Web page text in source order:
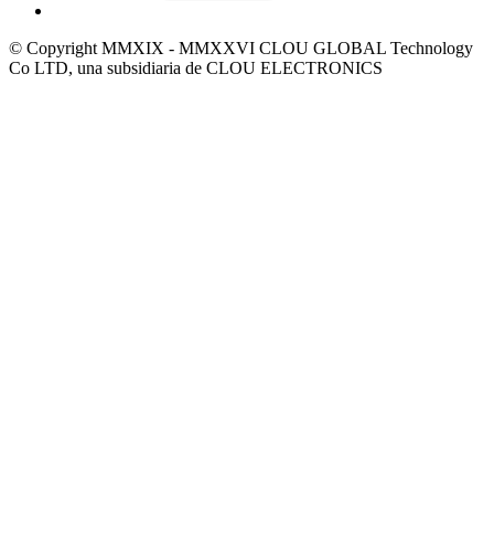
© Copyright MMXIX - MMXXVI CLOU GLOBAL Technology
Co LTD, una subsidiaria de CLOU ELECTRONICS